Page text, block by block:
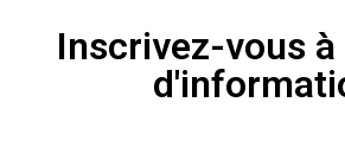
Inscrivez-vous